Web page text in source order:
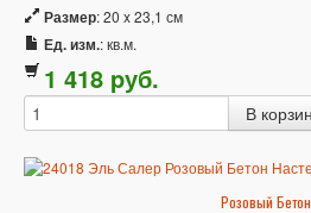
Размер: 20 x 23,1 см
Ед. изм.: кв.м.
1 418 pуб.
Розовый Бетон